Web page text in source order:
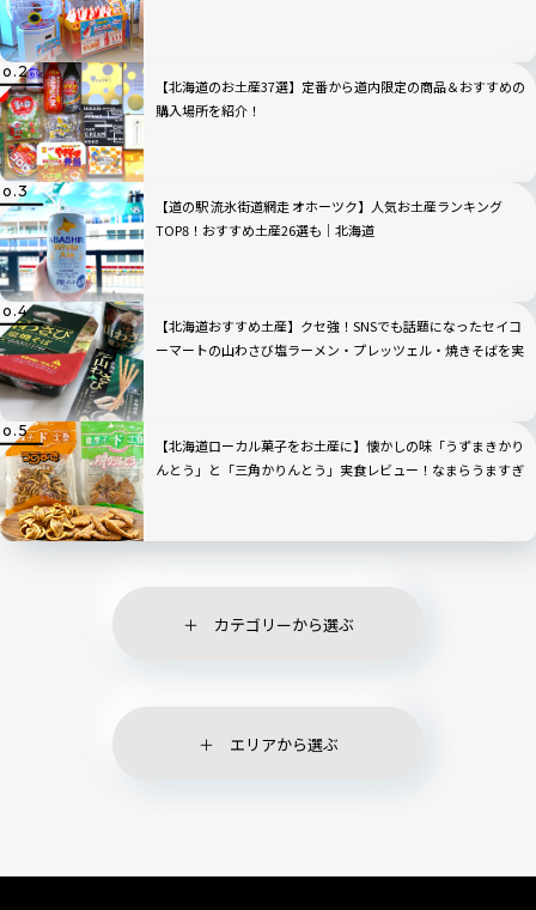
【北海道のお土産37選】定番から道内限定の商品＆おすすめの
購入場所を紹介！
【道の駅 流氷街道網走 オホーツク】人気お土産ランキング
TOP8！おすすめ土産26選も｜北海道
【北海道おすすめ土産】クセ強！SNSでも話題になったセイコ
ーマートの山わさび塩ラーメン・プレッツェル・焼きそばを実
【北海道ローカル菓子をお土産に】懐かしの味「うずまきかり
んとう」と「三角かりんとう」実食レビュー！なまらうますぎ
カテゴリーから選ぶ
エリアから選ぶ